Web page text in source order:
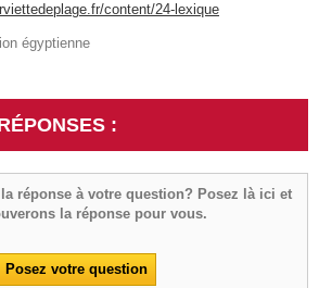
content/24-lexique
égyptienne
:
réponse à votre question? Posez là ici et
la réponse pour vous.
Posez votre question